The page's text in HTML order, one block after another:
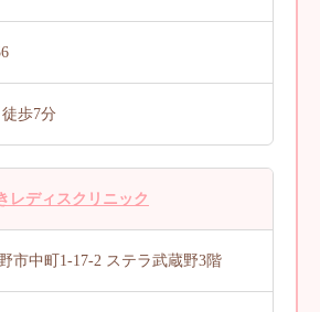
歩7分
レディスクリニック
市中町1-17-2 ステラ武蔵野3階